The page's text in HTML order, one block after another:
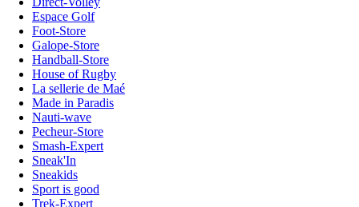
Espace Golf
Foot-Store
Galope-Store
Handball-Store
House of Rugby
La sellerie de Maé
Made in Paradis
Nauti-wave
Pecheur-Store
Smash-Expert
Sneak'In
Sneakids
Sport is good
Trek-Expert